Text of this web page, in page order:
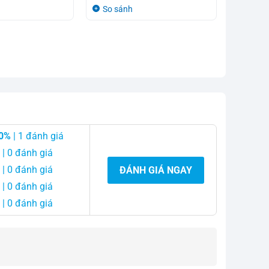
gốc
hiệnSo sánh
| 1 đánh giá
| 0 đánh giá
| 0 đánh giá
| 0 đánh giá
| 0 đánh giá
ĐÁNH GIÁ NGAY